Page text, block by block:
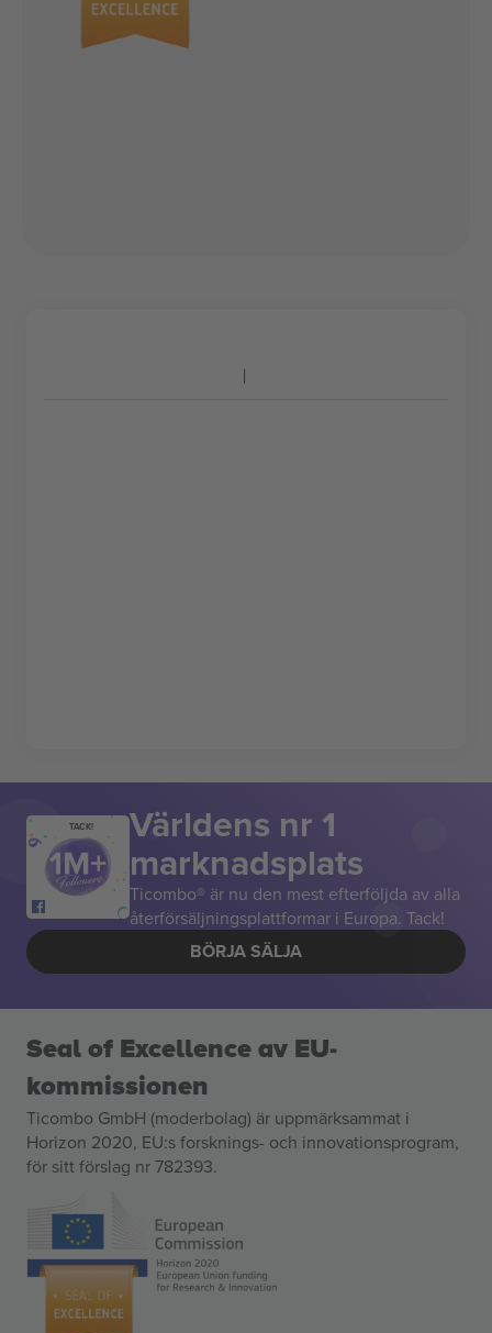
TACK! Världens nr 1
marknadsplats
Ticombo® är nu den mest efterföljda av alla
återförsäljningsplattformar i Europa. Tack!
BÖRJA SÄLJA
Seal of Excellence av EU-
kommissionen
Ticombo GmbH (moderbolag) är uppmärksammat i
Horizon 2020, EU:s forsknings- och innovationsprogram,
för sitt förslag nr 782393.